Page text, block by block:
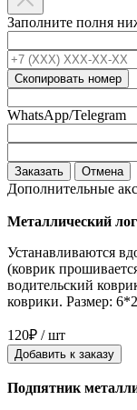
Заполните полня
Скопировать номер
WhatsApp/Telegram
Заказать Отмена
Дополнительные
Металлический
Устанавливаются
(коврик
водительский
коврики. Размер:
120₽ / шт
Добавить к заказу
Подпятник